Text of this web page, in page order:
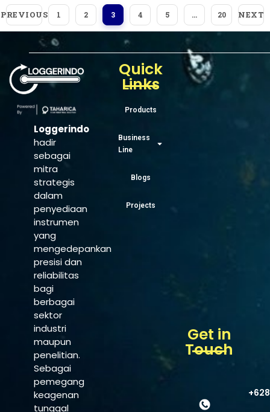
PREVIOUS 1 2 3 4 5 … 20 NEXT
Loggerindo
hadir
sebagai
mitra
strategis
dalam
penyediaan
instrumen
yang
mengedepankan
presisi dan
reliabilitas
bagi
berbagai
sektor
industri
maupun
penelitian.
Sebagai
pemegang
keagenan
tunggal
Quick
Links
Products
Business
Line
Blogs
Projects
Get in
Touch